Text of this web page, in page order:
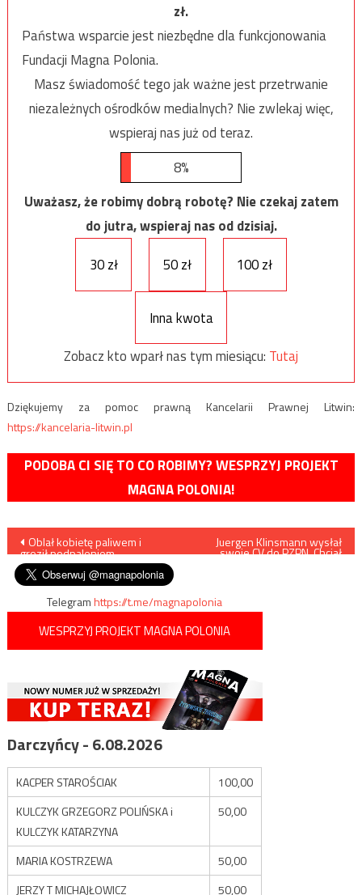
zł.
Państwa wsparcie jest niezbędne dla funkcjonowania
Fundacji Magna Polonia.
Masz świadomość tego jak ważne jest przetrwanie
niezależnych ośrodków medialnych? Nie zwlekaj więc,
wspieraj nas już od teraz.
8%
Uważasz, że robimy dobrą robotę? Nie czekaj zatem
do jutra, wspieraj nas od dzisiaj.
30 zł
50 zł 100 zł
Inna kwota
Zobacz kto wparł nas tym miesiącu: Tutaj
Dziękujemy za pomoc prawną Kancelarii Prawnej Litwin:
https://kancelaria-litwin.pl
PODOBA CI SIĘ TO CO ROBIMY? WESPRZYJ PROJEKT
MAGNA POLONIA!
Nawigacja
wpisu
Oblał kobietę paliwem i
groził podpaleniem
Juergen Klinsmann wysłał
swoje CV do PZPN. Chciał
Telegramhttps://t.me/magnapolonia
WESPRZYJ PROJEKT MAGNA POLONIA
Darczyńcy - 6.08.2026
KACPER STAROŚCIAK
100,00
KULCZYK GRZEGORZ POLIŃSKA i
KULCZYK KATARZYNA
50,00
MARIA KOSTRZEWA
50,00
JERZY T MICHAJŁOWICZ
50,00